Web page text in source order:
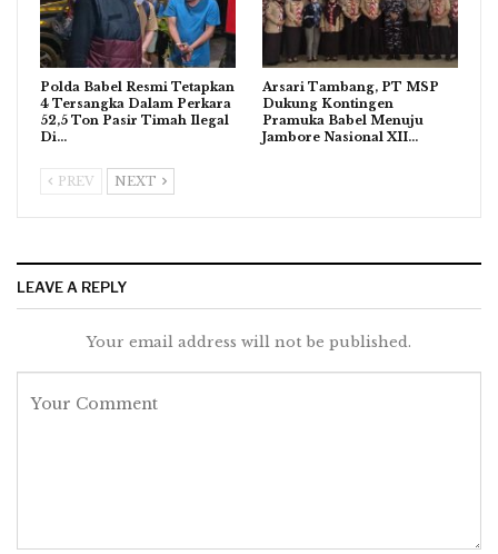
Polda Babel Resmi Tetapkan
4 Tersangka Dalam Perkara
52,5 Ton Pasir Timah Ilegal
Di…
Arsari Tambang, PT MSP
Dukung Kontingen
Pramuka Babel Menuju
Jambore Nasional XII…
PREV NEXT
LEAVE A REPLY
Your email address will not be published.